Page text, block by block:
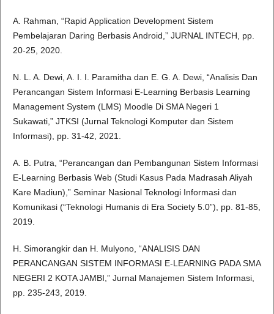
A. Rahman, “Rapid Application Development Sistem
Pembelajaran Daring Berbasis Android,” JURNAL INTECH, pp.
20-25, 2020.
N. L. A. Dewi, A. I. I. Paramitha dan E. G. A. Dewi, “Analisis Dan
Perancangan Sistem Informasi E-Learning Berbasis Learning
Management System (LMS) Moodle Di SMA Negeri 1
Sukawati,” JTKSI (Jurnal Teknologi Komputer dan Sistem
Informasi), pp. 31-42, 2021.
A. B. Putra, “Perancangan dan Pembangunan Sistem Informasi
E-Learning Berbasis Web (Studi Kasus Pada Madrasah Aliyah
Kare Madiun),” Seminar Nasional Teknologi Informasi dan
Komunikasi (“Teknologi Humanis di Era Society 5.0”), pp. 81-85,
2019.
H. Simorangkir dan H. Mulyono, “ANALISIS DAN
PERANCANGAN SISTEM INFORMASI E-LEARNING PADA SMA
NEGERI 2 KOTA JAMBI,” Jurnal Manajemen Sistem Informasi,
pp. 235-243, 2019.